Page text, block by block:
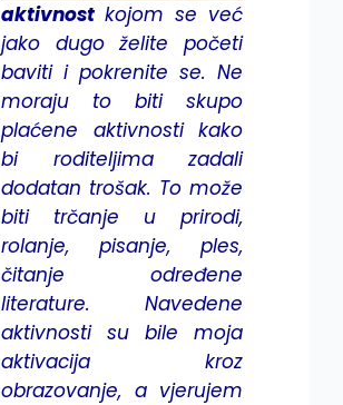
aktivnost kojom se već
jako dugo želite početi
baviti i pokrenite se. Ne
moraju to biti skupo
plaćene aktivnosti kako
bi roditeljima zadali
dodatan trošak. To može
biti trčanje u prirodi,
rolanje, pisanje, ples,
čitanje određene
literature. Navedene
aktivnosti su bile moja
aktivacija kroz
obrazovanje, a vjerujem